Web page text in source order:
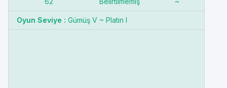
Oyun Seviye : Gümüş V ~ Platin I